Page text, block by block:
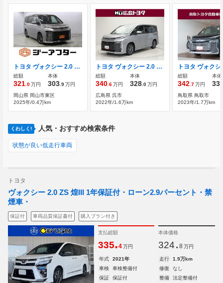
トヨタ ヴォクシー 2.0 S-G
総額
321.0万円
本体
303.9万円
岡山県 岡山市東区
2025年/0.4万km
トヨタ ヴォクシー 2.0 S-G デジタルインナーミラー 全周囲モニター
総額
340.6万円
本体
328.0万円
広島県 呉市
2022年/1.6万km
総額
342.7万円
本体
鳥取県 鳥取市
2023年/1.7万km
くわしく! 人気・おすすめ検索条件
状態が良い低走行車両
トヨタ
ヴォクシー 2.0 ZS 煌III 1年保証付・ローン2.9パーセント・禁
煙車・
保証付 車両品質保証書付 購入プラン付き
支払総額
335.4 万円
本体価格
324. 8 万円
年式 2021年 走行
1.9万km
車検
車検整備付 修復
なし
保証
保証付 整備
法定整備付